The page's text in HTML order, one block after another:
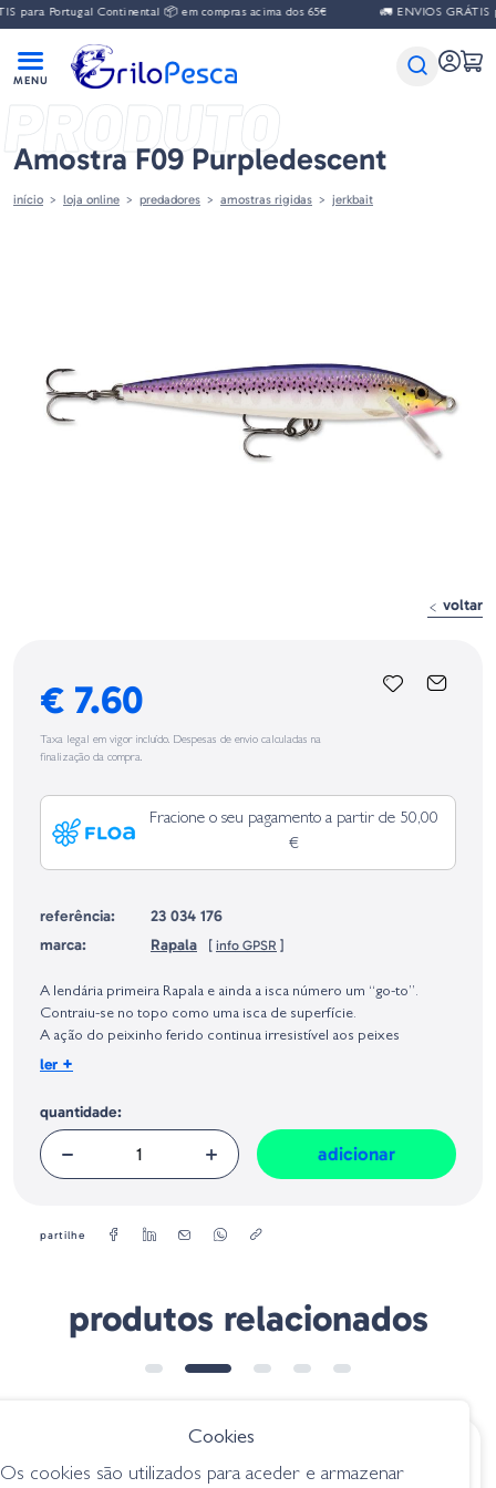
para Portugal Continental 📦 em compras acima dos 65€ 🚛 ENVIOS GRÁTIS
PRODUTO
Amostra F09 Purpledescent
início loja online predadores amostras rigidas jerkbait
voltar
€ 7.60
Taxa legal em vigor incluído. Despesas de envio calculadas na
finalização da compra.
Fracione o seu pagamento a partir de 50,00
€
referência:
23 034 176
marca:
Rapala [ info GPSR ]
Europeia, dos produtos da marca, conforme requerido no Regulamento
Geral sobre a Segurança dos Produtos (GPSR):
A lendária primeira Rapala e ainda a isca número um “go-to”.
Contraiu-se no topo como uma isca de superfície.
A ação do peixinho ferido continua irresistível aos peixes
predadores em todos os continentes o mundo.
Peso:3/16 oz
Tamanho:
ler +
quantidade:
adicionar
partilhe
produtos relacionados
€ 11.85
Cookies
Os cookies são utilizados para aceder e armazenar